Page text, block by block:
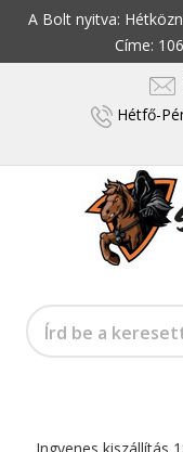
A Bolt nyitva:
Címe:
Hétfő-